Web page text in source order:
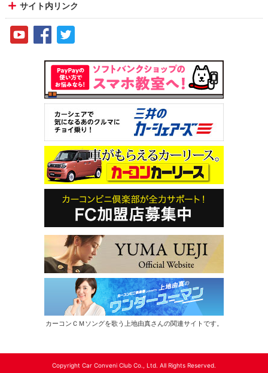
サイト内リンク
カーコンＣＭソングを歌う上地由真さんの関連サイトです。
Copyright Car Conveni Club Co., Ltd. All Rights Reserved.